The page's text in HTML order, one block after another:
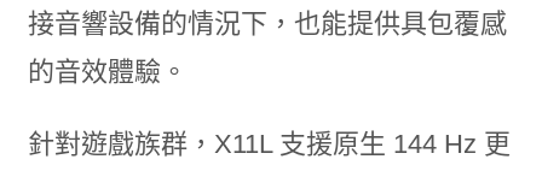
接音響設備的情況下，也能提供具包覆感
的音效體驗。
針對遊戲族群，X11L 支援原生 144 Hz 更